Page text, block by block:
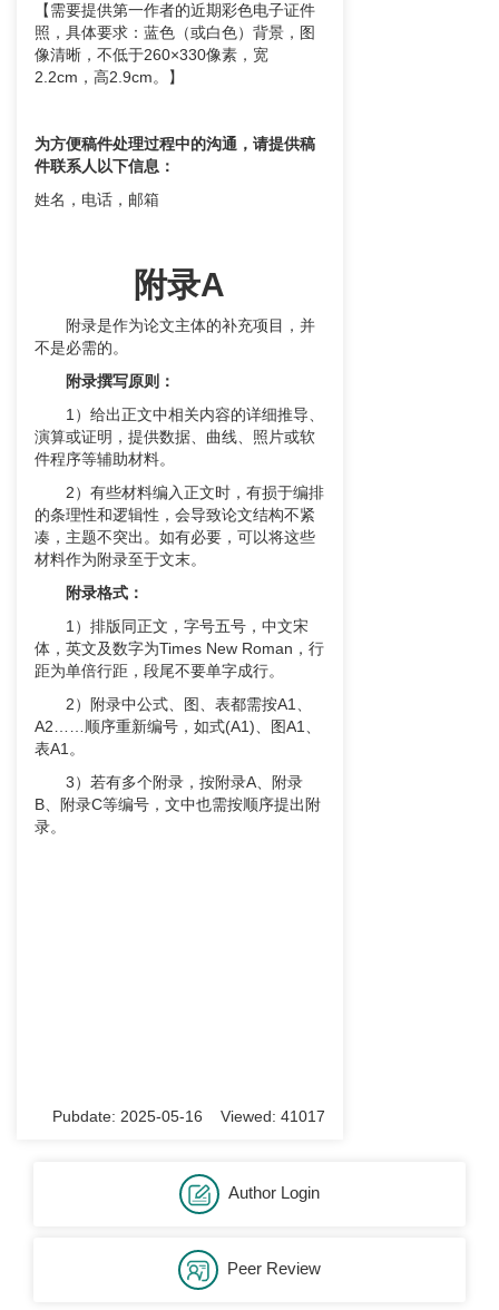
【需要提供第一作者的近期彩色电子证件
照，具体要求：蓝色（或白色）背景，图
像清晰，不低于260×330像素，宽
2.2cm，高2.9cm。】
为方便稿件处理过程中的沟通，请提供稿
件联系人以下信息：
姓名，电话，邮箱
附录A
附录是作为论文主体的补充项目，并
不是必需的。
附录撰写原则：
1）给出正文中相关内容的详细推导、
演算或证明，提供数据、曲线、照片或软
件程序等辅助材料。
2）有些材料编入正文时，有损于编排
的条理性和逻辑性，会导致论文结构不紧
凑，主题不突出。如有必要，可以将这些
材料作为附录至于文末。
附录格式：
1）排版同正文，字号五号，中文宋
体，英文及数字为Times New Roman，行
距为单倍行距，段尾不要单字成行。
2）附录中公式、图、表都需按A1、
A2……顺序重新编号，如式(A1)、图A1、
表A1。
3）若有多个附录，按附录A、附录
B、附录C等编号，文中也需按顺序提出附
录。
Pubdate: 2025-05-16 Viewed: 41017
Author Login
Peer Review